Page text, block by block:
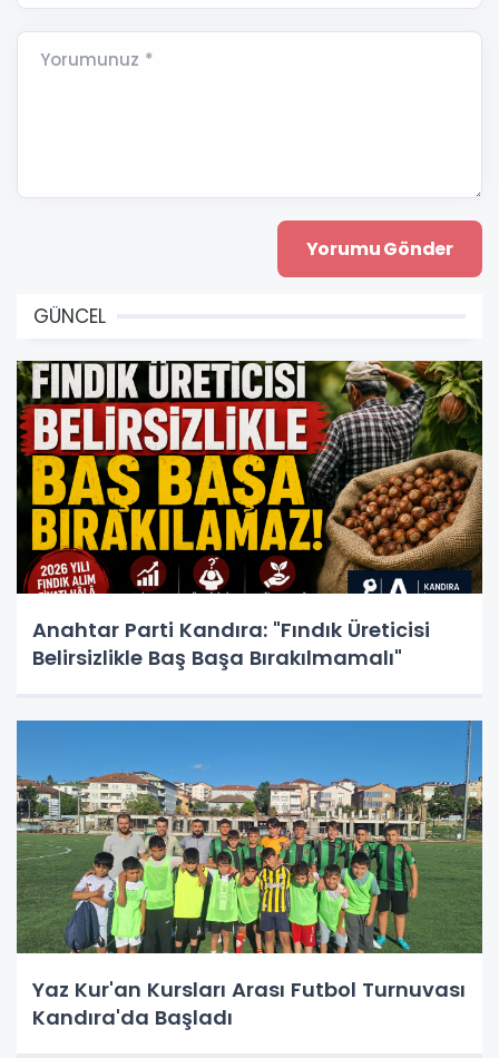
Yorumunuz *
GÜNCEL
Anahtar Parti Kandıra: "Fındık Üreticisi
Belirsizlikle Baş Başa Bırakılmamalı"
Yaz Kur'an Kursları Arası Futbol Turnuvası
Kandıra'da Başladı